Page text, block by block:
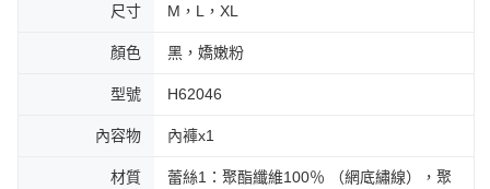
尺寸 M，L，XL
顏色 黑，嬌嫩粉
型號 H62046
內容物 內褲x1
材質
蕾絲1：聚酯纖維100％ （網底繡線），聚